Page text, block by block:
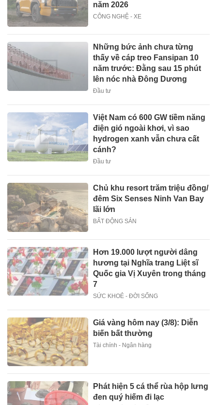
năm 2026
CÔNG NGHỆ - XE
Những bức ảnh chưa từng
thấy về cáp treo Fansipan 10
năm trước: Đằng sau 15 phút
lên nóc nhà Đông Dương
Đầu tư
Việt Nam có 600 GW tiềm năng
điện gió ngoài khơi, vì sao
hydrogen xanh vẫn chưa cất
cánh?
Đầu tư
Chủ khu resort trăm triệu đồng/
đêm Six Senses Ninh Van Bay
lãi lớn
BẤT ĐỘNG SẢN
Hơn 19.000 lượt người dâng
hương tại Nghĩa trang Liệt sĩ
Quốc gia Vị Xuyên trong tháng
7
SỨC KHOẺ - ĐỜI SỐNG
Giá vàng hôm nay (3/8): Diễn
biến bất thường
Tài chính - Ngân hàng
Phát hiện 5 cá thể rùa hộp lưng
đen quý hiếm đi lạc